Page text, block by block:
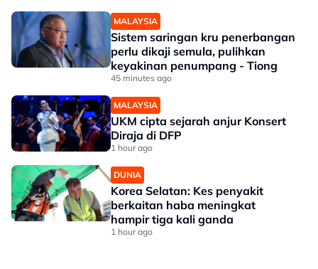
MALAYSIA
Sistem saringan kru penerbangan
perlu dikaji semula, pulihkan
keyakinan penumpang - Tiong
45 minutes ago
MALAYSIA
UKM cipta sejarah anjur Konsert
Diraja di DFP
1 hour ago
DUNIA
Korea Selatan: Kes penyakit
berkaitan haba meningkat
hampir tiga kali ganda
1 hour ago